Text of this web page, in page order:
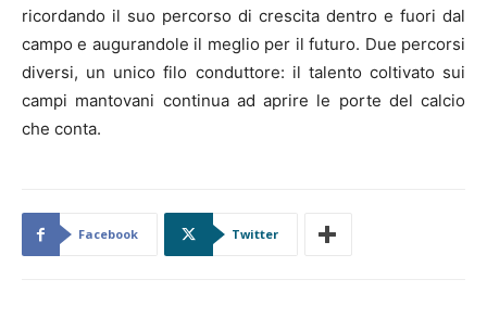
ricordando il suo percorso di crescita dentro e fuori dal
campo e augurandole il meglio per il futuro. Due percorsi
diversi, un unico filo conduttore: il talento coltivato sui
campi mantovani continua ad aprire le porte del calcio
che conta.
Facebook Twitter